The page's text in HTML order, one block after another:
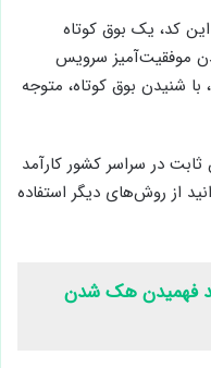
کد، یک بوق کوتاه
موفقیت‌آمیز سرویس
شنیدن بوق کوتاه، متوجه
در سراسر کشور کارآمد
از روش‌های دیگر استفاده
فهمیدن هک شدن